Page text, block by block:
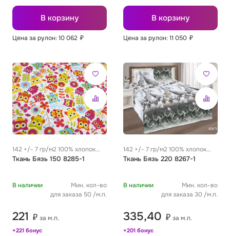
В корзину
Цена за рулон: 10 062 ₽
В корзину
Цена за рулон: 11 050 ₽
142 +/- 7 гр/м2 100% хлопок
0.29 м
Ткань Бязь 150 8285-1
В наличии
Мин. кол-во
для заказа 50 /м.п.
221 ₽ за м.п.
+221 бонус
142 +/- 7 гр/м2 100% хлопок
0.29 м
Ткань Бязь 220 8267-1
В наличии
Мин. кол-во
для заказа 30 /м.п.
335,40 ₽ за м.п.
+201 бонус
Спанбонд
Флис
Футер
Шелк Армани
Штапель
Этнический
Имитации материалов